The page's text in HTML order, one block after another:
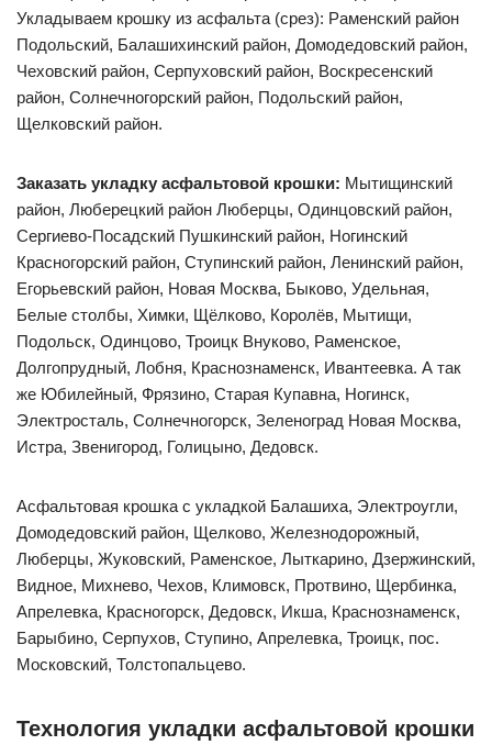
Укладываем крошку из асфальта (срез): Раменский район
Подольский, Балашихинский район, Домодедовский район,
Чеховский район, Серпуховский район, Воскресенский
район, Солнечногорский район, Подольский район,
Щелковский район.
Заказать укладку асфальтовой крошки: Мытищинский
район, Люберецкий район Люберцы, Одинцовский район,
Сергиево-Посадский Пушкинский район, Ногинский
Красногорский район, Ступинский район, Ленинский район,
Егорьевский район, Новая Москва, Быково, Удельная,
Белые столбы, Химки, Щёлково, Королёв, Мытищи,
Подольск, Одинцово, Троицк Внуково, Раменское,
Долгопрудный, Лобня, Краснознаменск, Ивантеевка. А так
же Юбилейный, Фрязино, Старая Купавна, Ногинск,
Электросталь, Солнечногорск, Зеленоград Новая Москва,
Истра, Звенигород, Голицыно, Дедовск.
Асфальтовая крошка с укладкой Балашиха, Электроугли,
Домодедовский район, Щелково, Железнодорожный,
Люберцы, Жуковский, Раменское, Лыткарино, Дзержинский,
Видное, Михнево, Чехов, Климовск, Протвино, Щербинка,
Апрелевка, Красногорск, Дедовск, Икша, Краснознаменск,
Барыбино, Серпухов, Ступино, Апрелевка, Троицк, пос.
Московский, Толстопальцево.
Технология укладки асфальтовой крошки